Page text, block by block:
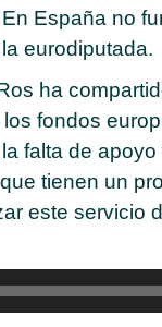
España no
eurodiputada.
ha
fondos
falta de
tienen un
este servicio